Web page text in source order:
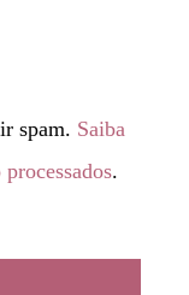
spam. Saiba
.